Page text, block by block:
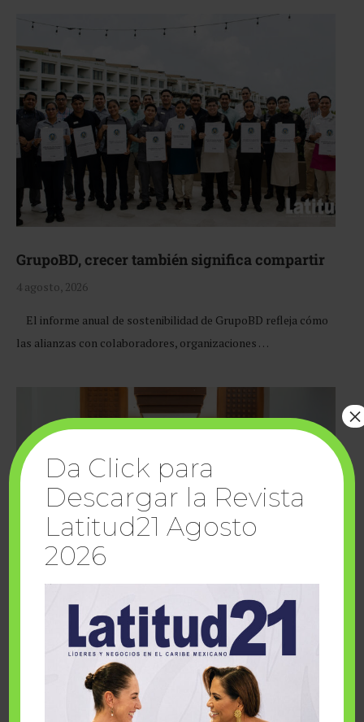
GrupoBD, crecer también significa compartir
4 agosto, 2026
El informe anual de sostenibilidad de GrupoBD refleja cómo
las alianzas con colaboradores, organizaciones …
Cuando la solidaridad inspira; cumplen
sueños Fairmont Mayakoba y Make-A-Wish
Da Click para
Descargar la Revista
Latitud21 Agosto
2026
×